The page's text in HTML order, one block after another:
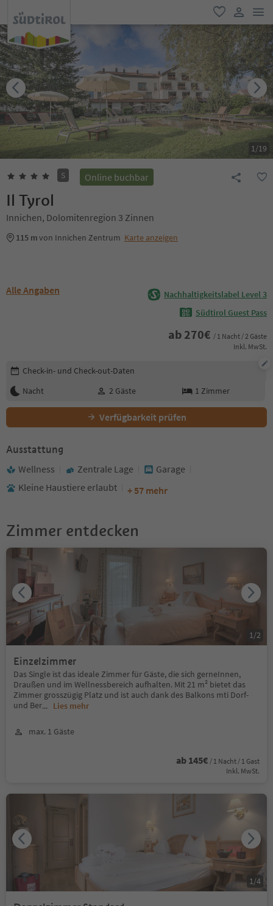
favorit
user link
1/19
S Online buchbar
Il Tyrol
Innichen, Dolomitenregion 3 Zinnen
115 mvon Innichen Zentrum Karte anzeigen
Alle Angaben
Nachhaltigkeitslabel Level 3
Südtirol Guest Pass
ab 270€ / 1 Nacht / 2 Gäste
Inkl. MwSt.
Buchungsdetails bearbeiten
Check-in- und Check-out-Daten
Nacht
2 Gäste 1 Zimmer
Verfügbarkeit prüfen
Ausstattung
Wellness Zentrale Lage
Garage
Kleine Haustiere erlaubt
+ 57 mehr
Zimmer entdecken
Einzelzimmer
Das Single ist das ideale Zimmer für Gäste, die sich gerneInnen,
Draußen und im Wellnessbereich aufhalten. Mit 21 m² bietet das
Zimmer grosszügig Platz und ist auch dank des Balkons mti Dorf-
und Ber... Lies mehr
max. 1 Gäste
ab 145€ / 1 Nacht / 1 Gast
Inkl. MwSt.
1/2
1/4